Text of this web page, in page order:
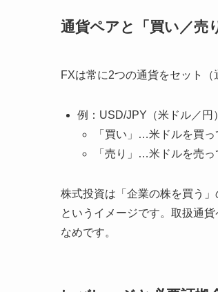
通貨ペアと「買い／売
FXは常に2つの通貨をセット（
例：USD/JPY（米ドル／円）
「買い」…米ドルを買っ
「売り」…米ドルを売っ
株式投資は「企業の株を買う
というイメージです。取扱通
なめです。